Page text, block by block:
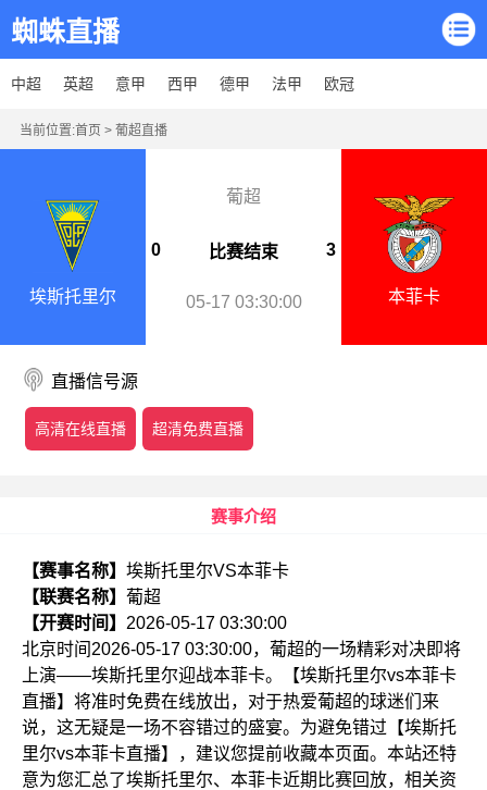
蜘蛛直播
中超 英超 意甲 西甲 德甲 法甲 欧冠
当前位置:首页 > 葡超直播
埃斯托里尔
葡超
0 比赛结束 3
05-17 03:30:00 本菲卡
直播信号源
高清在线直播 超清免费直播
赛事介绍
【赛事名称】 埃斯托里尔VS本菲卡
【联赛名称】 葡超
【开赛时间】 2026-05-17 03:30:00
北京时间2026-05-17 03:30:00，葡超的一场精彩对决即将
上演——埃斯托里尔迎战本菲卡。【埃斯托里尔vs本菲卡
直播】将准时免费在线放出，对于热爱葡超的球迷们来
说，这无疑是一场不容错过的盛宴。为避免错过【埃斯托
里尔vs本菲卡直播】，建议您提前收藏本页面。本站还特
意为您汇总了埃斯托里尔、本菲卡近期比赛回放，相关资